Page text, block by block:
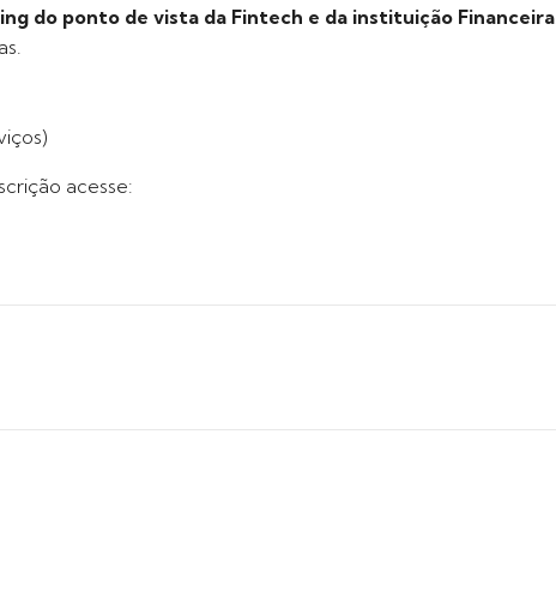
do ponto de vista da Fintech e da instituição Financeira
acesse: